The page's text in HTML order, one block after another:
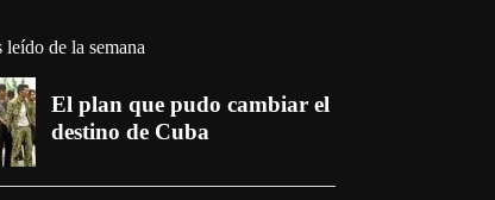
leído de la semana